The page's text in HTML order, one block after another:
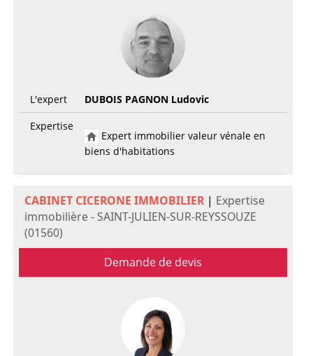
L'expert
DUBOIS PAGNON Ludovic
Expertise
Expert immobilier valeur vénale en
biens d'habitations
CABINET CICERONE IMMOBILIER| Expertise
immobilière - SAINT-JULIEN-SUR-REYSSOUZE
(01560)
Demande de devis